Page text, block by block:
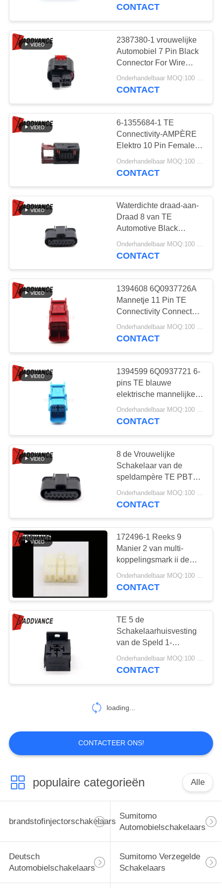
ONS
VERZOEK
SITEMAP
PRIVACYBELEID
Deutsch
Automobielschakelaars
195
Sumitomo
Verzegelde
Schakelaars
138
De Schakelaars van
de Tycoampère
TE de Schakelaars
van de
connectiviteitsampère
366
De
Automobielschakelaars
van FCI
Bobineschakelaar
20
van FEP
101
elektroschakelaars
1299
bedrading
CONTACT
2387380-1 vrouwelijke
Automobiel 7 Pin Black
Connector For Wire
Uitrusting
Onderhandelbaar MOQ:100 EENHEDEN
CONTACT
6-1355684-1 TE
Connectivity-AMPÈRE
Elektro 10 Pin Female
Accelerator Pedal
Connector
CONTACT
Waterdichte draad-aan-
Draad 8 van TE
Automotive Black
Electrical Female Pin
Connector
Onderhandelbaar MOQ:100 EENHEDEN
CONTACT
1394608 6Q0937726A
Mannetje 11 Pin TE
Connectivity Connector
For-VW AUDI SKODA
Onderhandelbaar MOQ:100 EENHEDEN
CONTACT
1394599 6Q0937721 6-
pins TE blauwe
elektrische mannelijke
PBT GF20
voedingsconnector
Onderhandelbaar MOQ:100 EENHEDEN
CONTACT
8 de Vrouwelijke
Schakelaar van de
speldampère TE PBT
GF30 met Terminals
voor Automobiel
CONTACT
172496-1 Reeks 9
Manier 2 van multi-
koppelingsmark ii de
Schakelaarhuisvesting
van Rij Mannelijke PCB
Onderhandelbaar MOQ:100 EENHEDEN
CONTACT
TE 5 de
Schakelaarhuisvesting
van de Speld 1-
1904045-2 Automobiel
Elektrische Contactdoos
Onderhandelbaar MOQ:100 EENHEDEN
CONTACT
loading...
CONTACTEER ONS!
populaire categorieën Alle
brandstofinjectorschakelaars
Sumitomo
Automobielschakelaars
Deutsch
Automobielschakelaars
Sumitomo Verzegelde
Schakelaars